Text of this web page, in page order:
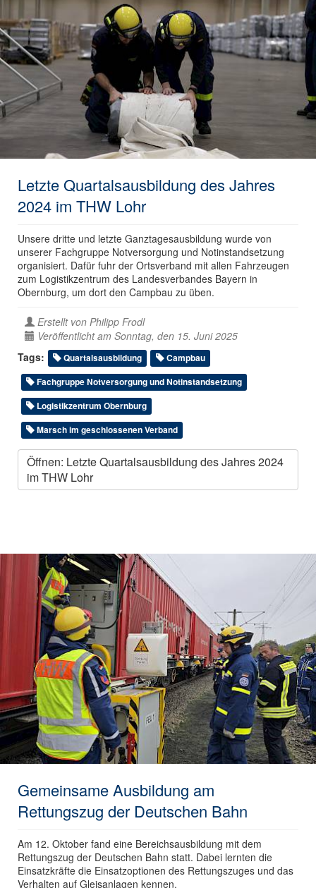
Letzte Quartalsausbildung des Jahres
2024 im THW Lohr
Unsere dritte und letzte Ganztagesausbildung wurde von
unserer Fachgruppe Notversorgung und Notinstandsetzung
organisiert. Dafür fuhr der Ortsverband mit allen Fahrzeugen
zum Logistikzentrum des Landesverbandes Bayern in
Obernburg, um dort den Campbau zu üben.
Erstellt von Philipp Frodl
Veröffentlicht am Sonntag, den 15. Juni 2025
Tags:
Quartalsausbildung
Campbau
Fachgruppe Notversorgung und Notinstandsetzung
Logistikzentrum Obernburg
Marsch im geschlossenen Verband
Öffnen: Letzte Quartalsausbildung des Jahres 2024
im THW Lohr
Gemeinsame Ausbildung am
Rettungszug der Deutschen Bahn
Am 12. Oktober fand eine Bereichsausbildung mit dem
Rettungszug der Deutschen Bahn statt. Dabei lernten die
Einsatzkräfte die Einsatzoptionen des Rettungszuges und das
Verhalten auf Gleisanlagen kennen.